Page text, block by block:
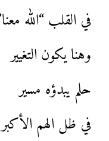
في القلب “الله
وهنا يكون التغيير
حلم يبدؤه مسير
في ظل الهم الأكبر